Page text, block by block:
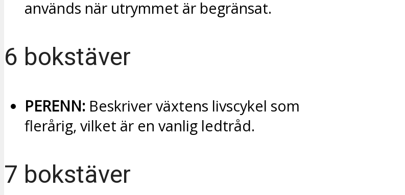
används när utrymmet är begränsat.
6 bokstäver
PERENN: Beskriver växtens livscykel som
flerårig, vilket är en vanlig ledtråd.
7 bokstäver